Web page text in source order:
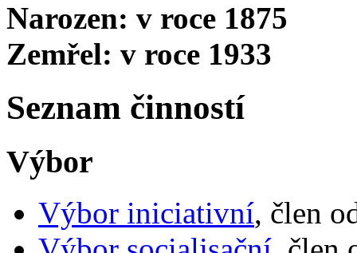
Narozen: v roce 1875
Zemřel: v roce 1933
Seznam činností
Výbor
Výbor iniciativní, člen